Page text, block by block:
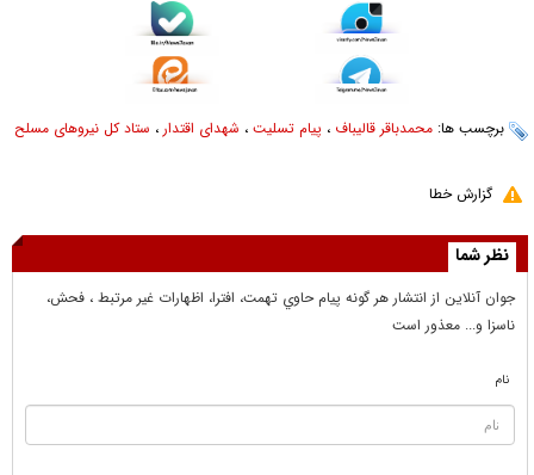
برچسب ها: محمدباقر قالیباف ، پیام تسلیت ، شهدای اقتدار ، ستاد کل نیروهای مسلح
گزارش خطا
نظر شما
جوان آنلاين از انتشار هر گونه پيام حاوي تهمت، افترا، اظهارات غير مرتبط ، فحش،
ناسزا و... معذور است
نام